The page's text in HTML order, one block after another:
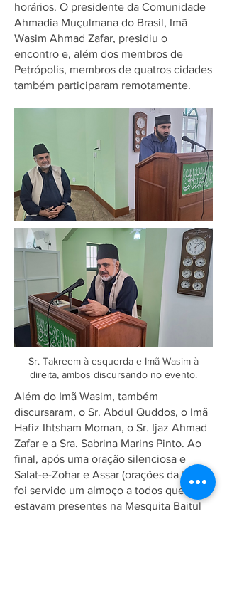
horários. O presidente da Comunidade
Ahmadia Muçulmana do Brasil, Imã
Wasim Ahmad Zafar, presidiu o
encontro e, além dos membros de
Petrópolis, membros de quatros cidades
também participaram remotamente.
Sr. Takreem à esquerda e Imã Wasim à
direita, ambos discursando no evento.
Além do Imã Wasim, também
discursaram, o Sr. Abdul Quddos, o Imã
Hafiz Ihtsham Moman, o Sr. Ijaz Ahmad
Zafar e a Sra. Sabrina Marins Pinto. Ao
final, após uma oração silenciosa e
Salat-e-Zohar e Assar (orações da tarde),
foi servido um almoço a todos que
estavam presentes na Mesquita Baitul